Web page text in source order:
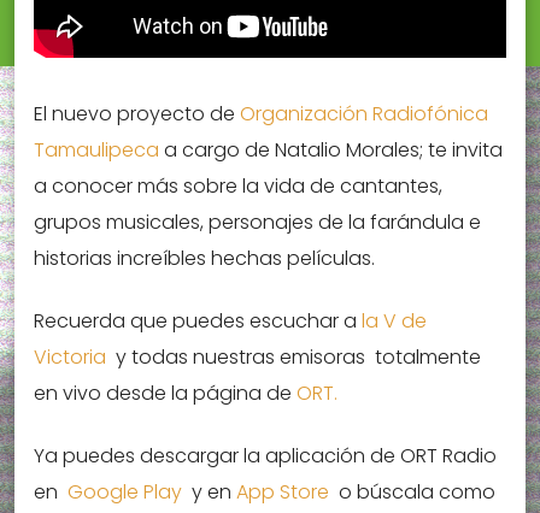
El nuevo proyecto de Organización Radiofónica
Tamaulipeca a cargo de Natalio Morales; te invita
a conocer más sobre la vida de cantantes,
grupos musicales, personajes de la farándula e
historias increíbles hechas películas.
Recuerda que puedes escuchar a la V de
Victoria y todas nuestras emisoras totalmente
en vivo desde la página de ORT.
Ya puedes descargar la aplicación de ORT Radio
en Google Play y en App Store o búscala como